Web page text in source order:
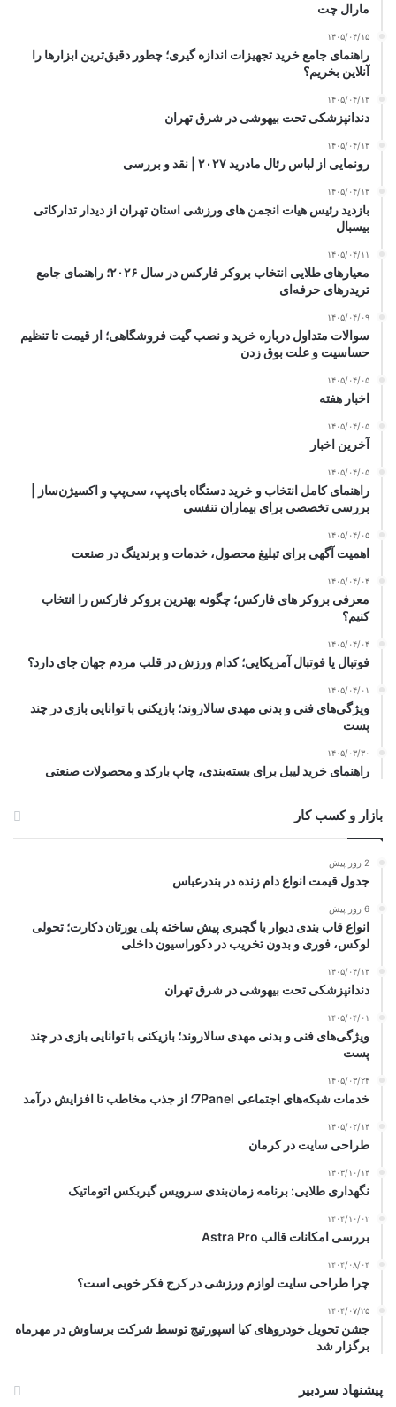
مارال چت
۱۴۰۵/۰۴/۱۵
راهنمای جامع خرید تجهیزات اندازه گیری؛ چطور دقیق‌ترین ابزارها را
آنلاین بخریم؟
۱۴۰۵/۰۴/۱۳
دندانپزشکی تحت بیهوشی در شرق تهران
۱۴۰۵/۰۴/۱۳
رونمایی از لباس رئال مادرید ۲۰۲۷ | نقد و بررسی
۱۴۰۵/۰۴/۱۳
بازدید رئیس هیات انجمن های ورزشی استان تهران از دیدار تدارکاتی
بیسبال
۱۴۰۵/۰۴/۱۱
معیارهای طلایی انتخاب بروکر فارکس در سال ۲۰۲۶؛ راهنمای جامع
تریدرهای حرفه‌ای
۱۴۰۵/۰۴/۰۹
سوالات متداول درباره خرید و نصب گیت فروشگاهی؛ از قیمت تا تنظیم
حساسیت و علت بوق زدن
۱۴۰۵/۰۴/۰۵
اخبار هفته
۱۴۰۵/۰۴/۰۵
آخرین اخبار
۱۴۰۵/۰۴/۰۵
راهنمای کامل انتخاب و خرید دستگاه بای‌پپ، سی‌پپ و اکسیژن‌ساز |
بررسی تخصصی برای بیماران تنفسی
۱۴۰۵/۰۴/۰۵
اهمیت آگهی برای تبلیغ محصول، خدمات و برندینگ در صنعت
۱۴۰۵/۰۴/۰۴
معرفی بروکر های فارکس؛ چگونه بهترین بروکر فارکس را انتخاب
کنیم؟
۱۴۰۵/۰۴/۰۴
فوتبال یا فوتبال آمریکایی؛ کدام ورزش در قلب مردم جهان جای دارد؟
۱۴۰۵/۰۴/۰۱
ویژگی‌های فنی و بدنی مهدی سالاروند؛ بازیکنی با توانایی بازی در چند
پست
۱۴۰۵/۰۳/۳۰
راهنمای خرید لیبل برای بسته‌بندی، چاپ بارکد و محصولات صنعتی
بازار و کسب کار
2 روز پیش
جدول قیمت انواع دام زنده در بندرعباس
6 روز پیش
انواع قاب بندی دیوار با گچبری پیش ساخته پلی یورتان دکارت؛ تحولی
لوکس، فوری و بدون تخریب در دکوراسیون داخلی
۱۴۰۵/۰۴/۱۳
دندانپزشکی تحت بیهوشی در شرق تهران
۱۴۰۵/۰۴/۰۱
ویژگی‌های فنی و بدنی مهدی سالاروند؛ بازیکنی با توانایی بازی در چند
پست
۱۴۰۵/۰۳/۲۴
خدمات شبکه‌های اجتماعی 7Panel؛ از جذب مخاطب تا افزایش درآمد
۱۴۰۵/۰۲/۱۴
طراحی سایت در کرمان
۱۴۰۳/۱۰/۱۴
نگهداری طلایی: برنامه زمان‌بندی سرویس گیربکس اتوماتیک
۱۴۰۴/۱۰/۰۲
بررسی امکانات قالب Astra Pro
۱۴۰۴/۰۸/۰۴
چرا طراحی سایت لوازم ورزشی در کرج فکر خوبی است؟
۱۴۰۴/۰۷/۲۵
جشن تحویل خودروهای کیا اسپورتیج توسط شرکت برساوش در مهرماه
برگزار شد
پیشنهاد سردبیر